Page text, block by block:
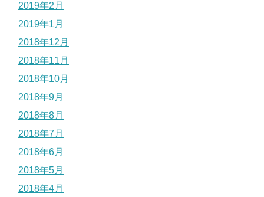
2019年2月
2019年1月
2018年12月
2018年11月
2018年10月
2018年9月
2018年8月
2018年7月
2018年6月
2018年5月
2018年4月